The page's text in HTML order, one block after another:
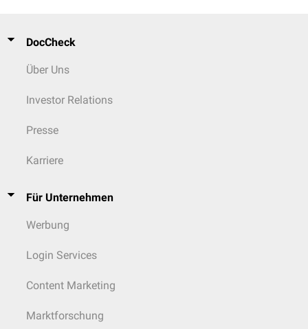
DocCheck
Über Uns
Investor Relations
Presse
Karriere
Für Unternehmen
Werbung
Login Services
Content Marketing
Marktforschung